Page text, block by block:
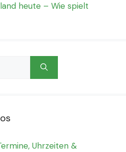
heute – Wie spielt
Uhrzeiten &